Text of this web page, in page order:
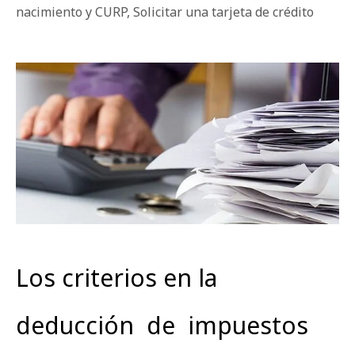
nacimiento y CURP, Solicitar una tarjeta de crédito
Los criterios en la
deducción de impuestos